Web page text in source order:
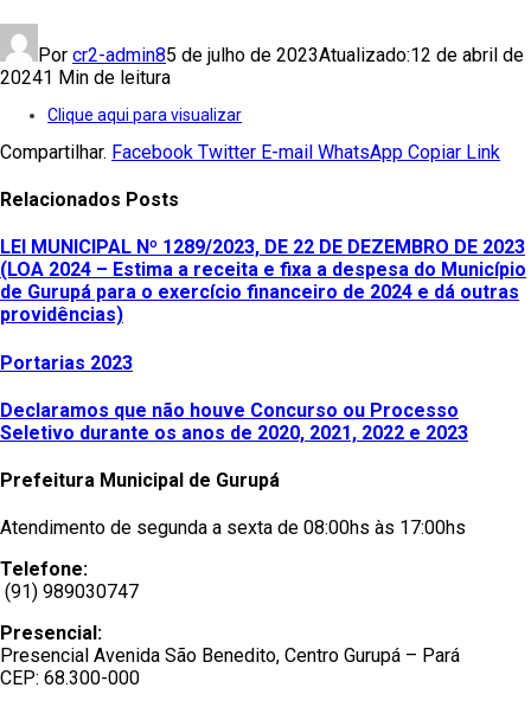
Por cr2-admin85 de julho de 2023Atualizado:12 de abril de
20241 Min de leitura
Clique aqui para visualizar
Compartilhar. Facebook Twitter E-mail WhatsApp Copiar Link
Relacionados Posts
LEI MUNICIPAL Nº 1289/2023, DE 22 DE DEZEMBRO DE 2023
(LOA 2024 – Estima a receita e fixa a despesa do Município
de Gurupá para o exercício financeiro de 2024 e dá outras
providências)
Portarias 2023
Declaramos que não houve Concurso ou Processo
Seletivo durante os anos de 2020, 2021, 2022 e 2023
Prefeitura Municipal de Gurupá
Atendimento de segunda a sexta de 08:00hs às 17:00hs
Telefone:
(91) 989030747
Presencial:
Presencial Avenida São Benedito, Centro Gurupá – Pará
CEP: 68.300-000